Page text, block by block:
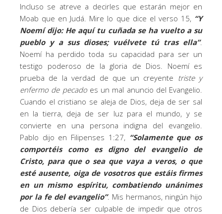
Incluso se atreve a decirles que estarán mejor en
Moab que en Judá. Mire lo que dice el verso 15, “Y
Noemí dijo: He aquí tu cuñada se ha vuelto a su
pueblo y a sus dioses; vuélvete tú tras ella”.
Noemí ha perdido toda su capacidad para ser un
testigo poderoso de la gloria de Dios. Noemí es
prueba de la verdad de que un creyente triste y
enfermo de pecadoes un mal anuncio del Evangelio.
Cuando el cristiano se aleja de Dios, deja de ser sal
en la tierra, deja de ser luz para el mundo, y se
convierte en una persona indigna del evangelio.
Pablo dijo en Filipenses 1:27, “Solamente que os
comportéis como es digno del evangelio de
Cristo, para que o sea que vaya a veros, o que
esté ausente, oiga de vosotros que estáis firmes
en un mismo espíritu, combatiendo unánimes
por la fe del evangelio”. Mis hermanos, ningún hijo
de Dios debería ser culpable de impedir que otros